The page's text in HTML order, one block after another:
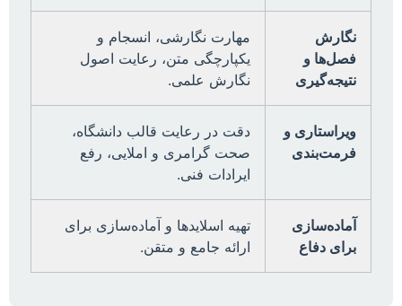
نگارش
فصل‌ها و
نتیجه‌گیری
مهارت نگارشی، انسجام و
یکپارچگی متن، رعایت اصول
نگارش علمی.
ویراستاری و
فرمت‌بندی
دقت در رعایت قالب دانشگاه،
صحت گرامری و املایی، رفع
ایرادات فنی.
آماده‌سازی
برای دفاع
تهیه اسلایدها و آماده‌سازی برای
ارائه جامع و متقن.